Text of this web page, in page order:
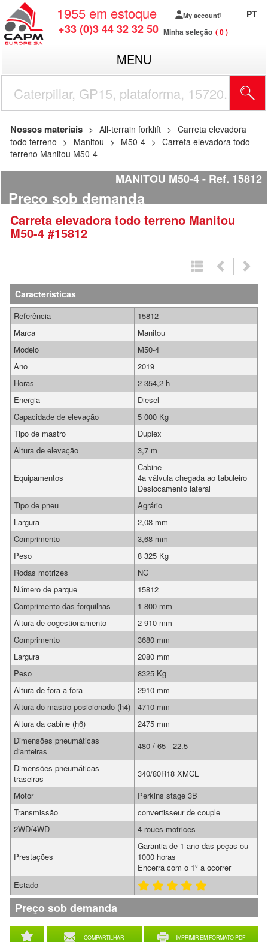
1955 em estoque
+33 (0)3 44 32 32 50
My account
Minha seleção 0
PT
MENU
Nossos materiais All-terrain forklift
Carreta elevadora
todo terreno
Manitou M50-4
Carreta elevadora todo
terreno Manitou M50-4
MANITOU M50-4 Ref. 15812
Preço sob demanda
Carreta elevadora todo terreno Manitou
M50-4 #15812
Características
COMPARTILHAR IMPRIMIR EM FORMATO PDF
Referência
15812
Marca
Manitou
Modelo
M50-4
Ano
2019
Horas
2 354,2 h
Energia
Diesel
Capacidade de elevação
5 000 Kg
Tipo de mastro
Duplex
Altura de elevação
3,7 m
Equipamentos
Cabine
4a válvula chegada ao tabuleiro
Deslocamento lateral
Tipo de pneu
Agrário
Largura
2,08 mm
Comprimento
3,68 mm
Peso
8 325 Kg
Rodas motrizes
NC
Número de parque
15812
Comprimento das forquilhas
1 800 mm
Altura de cogestionamento
2 910 mm
Comprimento
3680 mm
Largura
2080 mm
Peso
8325 Kg
Altura de fora a fora
2910 mm
Altura do mastro posicionado (h4)
4710 mm
Altura da cabine (h6)
2475 mm
Dimensões pneumáticas
dianteiras
480 / 65 - 22.5
Dimensões pneumáticas
traseiras
340/80R18 XMCL
Motor
Perkins stage 3B
Transmissão
convertisseur de couple
2WD/4WD
4 roues motrices
Prestações
Garantia de 1 ano das peças ou
1000 horas
Encerra com o 1º a ocorrer
Estado
Preço sob demanda